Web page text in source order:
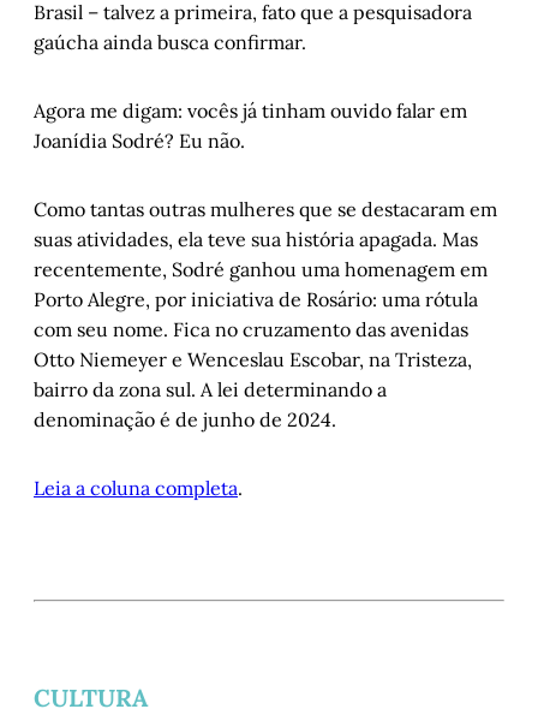
Brasil – talvez a primeira, fato que a pesquisadora
gaúcha ainda busca confirmar.
Agora me digam: vocês já tinham ouvido falar em
Joanídia Sodré? Eu não.
Como tantas outras mulheres que se destacaram em
suas atividades, ela teve sua história apagada. Mas
recentemente, Sodré ganhou uma homenagem em
Porto Alegre, por iniciativa de Rosário: uma rótula
com seu nome. Fica no cruzamento das avenidas
Otto Niemeyer e Wenceslau Escobar, na Tristeza,
bairro da zona sul. A lei determinando a
denominação é de junho de 2024.
Leia a coluna completa.
CULTURA